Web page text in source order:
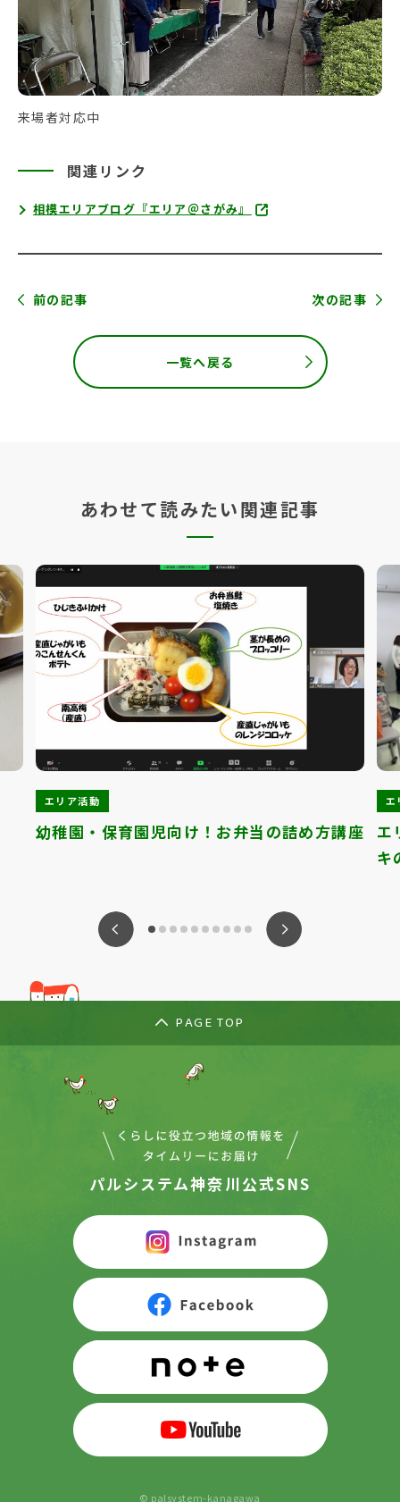
来場者対応中
関連リンク
相模エリアブログ『エリア＠さがみ』
前の記事 次の記事
一覧へ戻る
あわせて読みたい関連記事
エリア活動
幼稚園・保育園児向け！お弁当の詰め方講座
エ
エ
キ
PAGE TOP
パルシステム神奈川公式SNS
© palsystem-kanagawa